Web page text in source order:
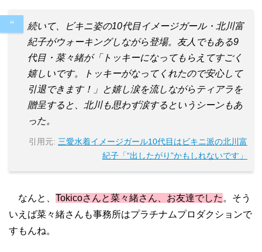
続いて、ビキニ姿の10代目イメージガール・北川富
紀子がウォーキングしながら登場。友人でもある9
代目・菜々緒が「トッキーになってもらえてすごく
嬉しいです。トッキーがなってくれたので安心して
引退できます！」と嬉し涙を流しながらティアラを
贈呈すると、北川も思わず涙するというシーンもあ
った。
引用元: 三愛水着イメージガール10代目はビキニ派の北川富
紀子「“出したがり”かもしれないです」
なんと、 Tokicoさんと菜々緒さん、お友達でした 。そう
いえば菜々緒さんも事務所はプラチナムプロダクションで
すもんね。